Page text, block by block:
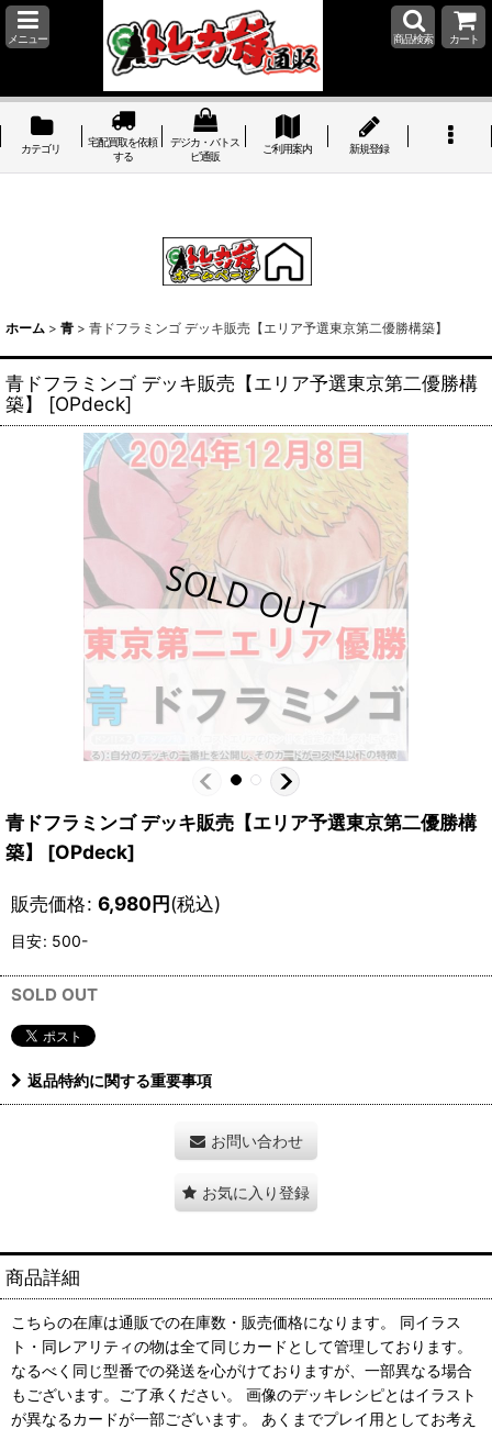
メニュー 商品検索 カート
カテゴリ
宅配買取を依頼
する
デジカ・バトス
ピ通販
ご利用案内 新規登録
ホーム > 青 > 青ドフラミンゴ デッキ販売【エリア予選東京第二優勝構築】
青ドフラミンゴ デッキ販売【エリア予選東京第二優勝構
築】
[OPdeck]
青ドフラミンゴ デッキ販売【エリア予選東京第二優勝構
築】
[OPdeck]
販売価格: 6,980円(税込)
目安: 500-
SOLD OUT
返品特約に関する重要事項
お問い合わせ
お気に入り登録
商品詳細
こちらの在庫は通販での在庫数・販売価格になります。 同イラス
ト・同レアリティの物は全て同じカードとして管理しております。
なるべく同じ型番での発送を心がけておりますが、一部異なる場合
もございます。ご了承ください。 画像のデッキレシピとはイラスト
が異なるカードが一部ございます。 あくまでプレイ用としてお考え